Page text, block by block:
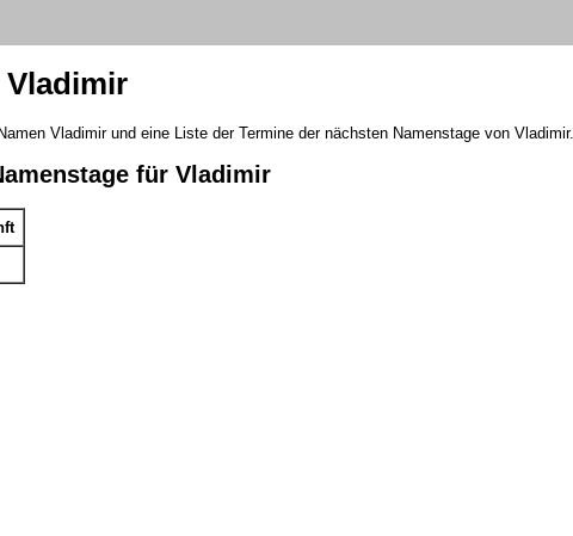
Vladimir
Vladimir und eine Liste der Termine der nächsten Namenstage von Vladimir.
für Vladimir